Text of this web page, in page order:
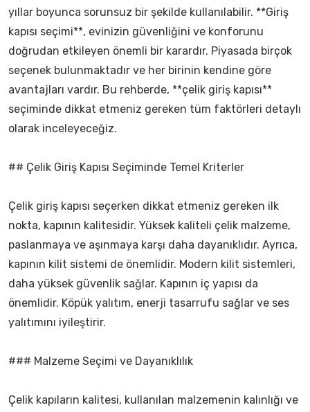
yıllar boyunca sorunsuz bir şekilde kullanılabilir. **Giriş
kapısı seçimi**, evinizin güvenliğini ve konforunu
doğrudan etkileyen önemli bir karardır. Piyasada birçok
seçenek bulunmaktadır ve her birinin kendine göre
avantajları vardır. Bu rehberde, **çelik giriş kapısı**
seçiminde dikkat etmeniz gereken tüm faktörleri detaylı
olarak inceleyeceğiz.
## Çelik Giriş Kapısı Seçiminde Temel Kriterler
Çelik giriş kapısı seçerken dikkat etmeniz gereken ilk
nokta, kapının kalitesidir. Yüksek kaliteli çelik malzeme,
paslanmaya ve aşınmaya karşı daha dayanıklıdır. Ayrıca,
kapının kilit sistemi de önemlidir. Modern kilit sistemleri,
daha yüksek güvenlik sağlar. Kapının iç yapısı da
önemlidir. Köpük yalıtım, enerji tasarrufu sağlar ve ses
yalıtımını iyileştirir.
### Malzeme Seçimi ve Dayanıklılık
Çelik kapıların kalitesi, kullanılan malzemenin kalınlığı ve